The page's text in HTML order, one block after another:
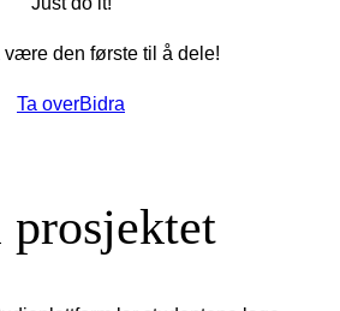
være den første til å dele!
Ta overBidra
prosjektet